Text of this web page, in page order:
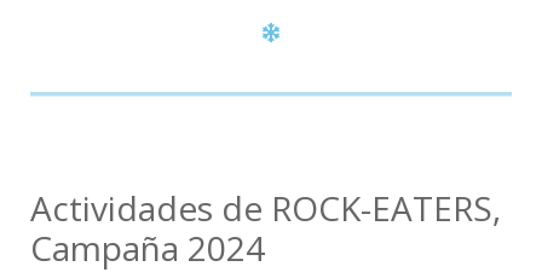
Actividades de ROCK-EATERS,
Campaña 2024